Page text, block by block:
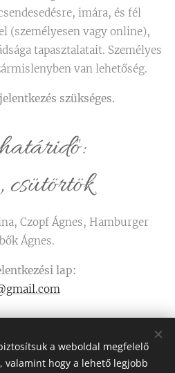
imára, és fél
(személyesen vagy online),
tapasztalatait. Személyes
van lehetőség.
szükséges.
csütörtök
Czopf Ágnes, Hamburger
Ágnes.
lap:
a weboldal megfelelő
valamint hogy a lehető legjobb